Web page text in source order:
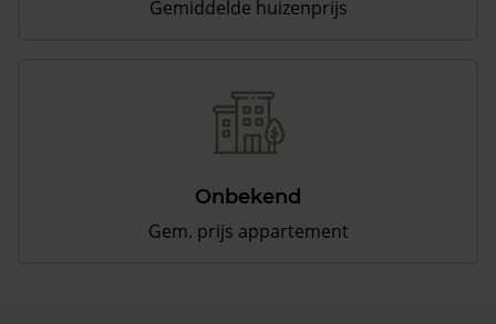
Gemiddelde huizenprijs
Onbekend
Gem. prijs appartement